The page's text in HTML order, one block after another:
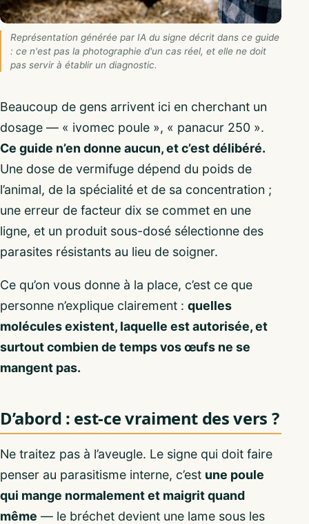
Représentation générée par IA du signe décrit dans ce guide
: ce n'est pas la photographie d'un cas réel, et elle ne doit
pas servir à établir un diagnostic.
Beaucoup de gens arrivent ici en cherchant un
dosage — « ivomec poule », « panacur 250 ».
Ce guide n’en donne aucun, et c’est délibéré.
Une dose de vermifuge dépend du poids de
l’animal, de la spécialité et de sa concentration ;
une erreur de facteur dix se commet en une
ligne, et un produit sous-dosé sélectionne des
parasites résistants au lieu de soigner.
Ce qu’on vous donne à la place, c’est ce que
personne n’explique clairement : quelles
molécules existent, laquelle est autorisée, et
surtout combien de temps vos œufs ne se
mangent pas.
D’abord : est-ce vraiment des vers ?
Ne traitez pas à l’aveugle. Le signe qui doit faire
penser au parasitisme interne, c’est une poule
qui mange normalement et maigrit quand
même — le bréchet devient une lame sous les